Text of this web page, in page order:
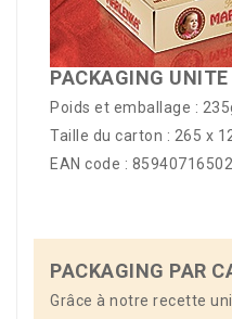
PACKAGING UNITE
Poids et emballage :
Taille du carton : 265 x
EAN code :
PACKAGING PAR
Grâce à notre recette